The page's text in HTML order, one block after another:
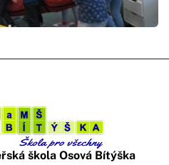
škola Osová Bítýška